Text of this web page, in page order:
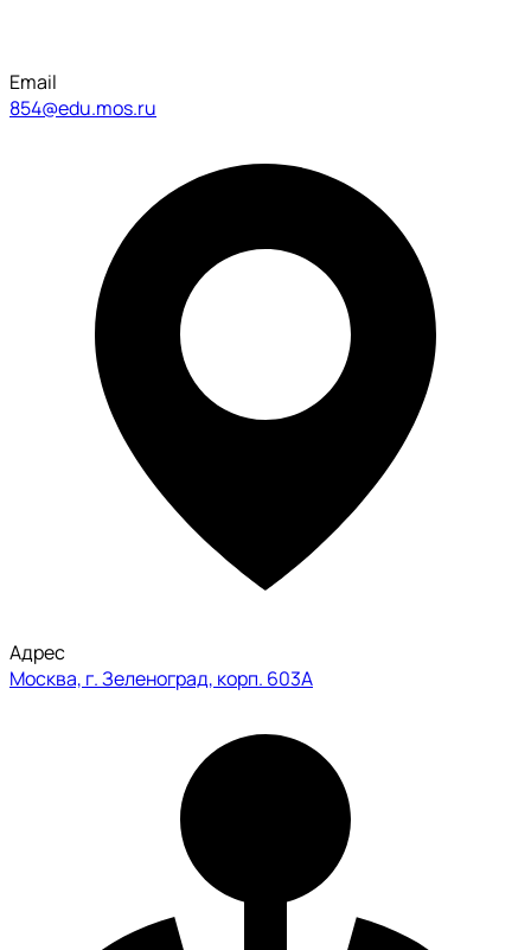
Email
854@edu.mos.ru
Адрес
Москва, г. Зеленоград, корп. 603А